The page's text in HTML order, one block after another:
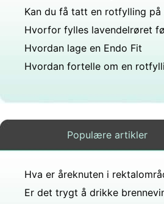
Hvordan lage en Endo Fit
Populære artikler
Hva er åreknuten i